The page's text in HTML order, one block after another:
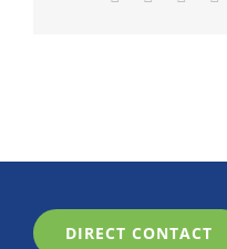
DIRECT CONTACT